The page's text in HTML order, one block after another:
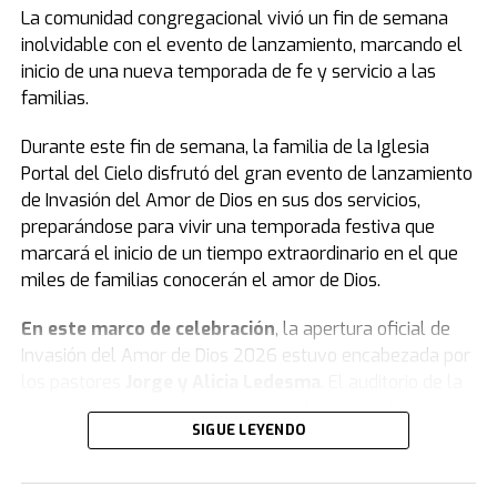
La comunidad congregacional vivió un fin de semana
inolvidable con el evento de lanzamiento, marcando el
inicio de una nueva temporada de fe y servicio a las
familias.
Durante este fin de semana, la familia de la Iglesia
Portal del Cielo disfrutó del gran evento de lanzamiento
de Invasión del Amor de Dios en sus dos servicios,
preparándose para vivir una temporada festiva que
marcará el inicio de un tiempo extraordinario en el que
miles de familias conocerán el amor de Dios.
En este marco de celebración, la apertura oficial de
Invasión del Amor de Dios 2026 estuvo encabezada por
congregación se vistió de un colorido extraordinario con
remeras, globos, banderas, gorras y vinchas
que está por venir.
SIGUE LEYENDO